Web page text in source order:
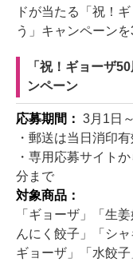
ドが当たる「祝！
う」キャンペーン
「祝！ギョーザ
ンペーン
応募期間： 3月1日
・郵送は当日消印
・専用応募サイト
分まで
対象商品：
「ギョーザ」「生
んにく餃子」「シ
ギョーザ」「水餃